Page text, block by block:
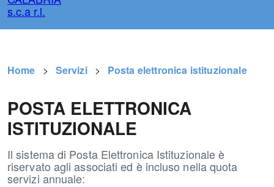
Home Servizi Posta elettronica istituzionale
POSTA ELETTRONICA
ISTITUZIONALE
Il sistema di Posta Elettronica Istituzionale è
riservato agli associati ed è incluso nella quota
servizi annuale: